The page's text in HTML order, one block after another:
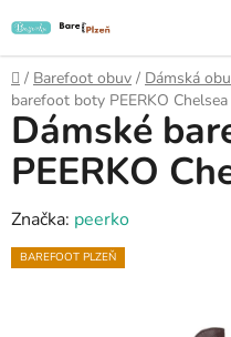
na
obsah
Domů
/ Barefoot obuv / Dámská
barefoot boty PEERKO
Dámské
PEERKO
Značka: peerko
BAREFOOT PLZEŇ